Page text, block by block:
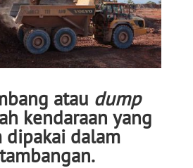
atau dump
kendaraan yang
dipakai dalam